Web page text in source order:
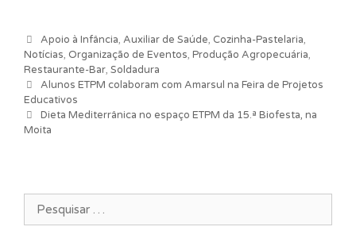
Categorias
Apoio à Infância, Auxiliar de Saúde, Cozinha-Pastelaria,
Notícias, Organização de Eventos, Produção Agropecuária,
Restaurante-Bar, Soldadura
Navegação de artigos
Alunos ETPM colaboram com Amarsul na Feira de Projetos
Educativos
Dieta Mediterrânica no espaço ETPM da 15.ª Biofesta, na
Moita
Pesquisar por: